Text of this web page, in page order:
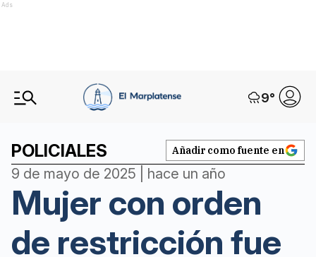
Ads
9°
POLICIALES Añadir como fuente en
9 de mayo de 2025 | hace un año
Mujer con orden
de restricción fue